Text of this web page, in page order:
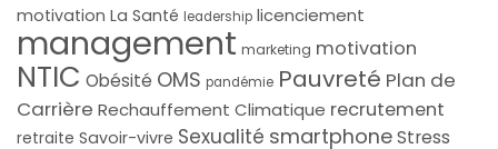
motivation La Santé leadership licenciement
management marketing motivation
NTIC Obésité OMS pandémie Pauvreté Plan de
Carrière Rechauffement Climatique recrutement
retraite Savoir-vivre Sexualité smartphoneStress